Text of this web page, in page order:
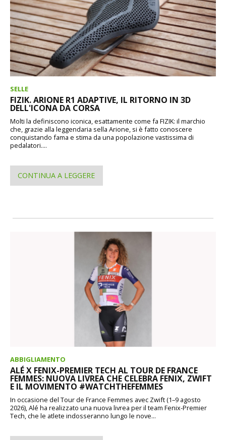
SELLE
FIZIK. ARIONE R1 ADAPTIVE, IL RITORNO IN 3D
DELL'ICONA DA CORSA
Molti la definiscono iconica, esattamente come fa FIZIK: il marchio
che, grazie alla leggendaria sella Arione, si è fatto conoscere
conquistando fama e stima da una popolazione vastissima di
pedalatori....
CONTINUA A LEGGERE
ABBIGLIAMENTO
ALÉ X FENIX-PREMIER TECH AL TOUR DE FRANCE
FEMMES: NUOVA LIVREA CHE CELEBRA FENIX, ZWIFT
E IL MOVIMENTO #WATCHTHEFEMMES
In occasione del Tour de France Femmes avec Zwift (1–9 agosto
2026), Alé ha realizzato una nuova livrea per il team Fenix-Premier
Tech, che le atlete indosseranno lungo le nove...